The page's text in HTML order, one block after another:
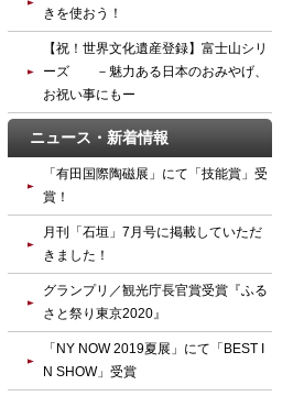
きを使おう！
【祝！世界文化遺産登録】富士山シリ
ーズ －魅力ある日本のおみやげ、
お祝い事にもー
ニュース・新着情報
「有田国際陶磁展」にて「技能賞」受
賞！
月刊「石垣」7月号に掲載していただ
きました！
グランプリ／観光庁長官賞受賞『ふる
さと祭り東京2020』
「NY NOW 2019夏展」にて「BEST I
N SHOW」受賞